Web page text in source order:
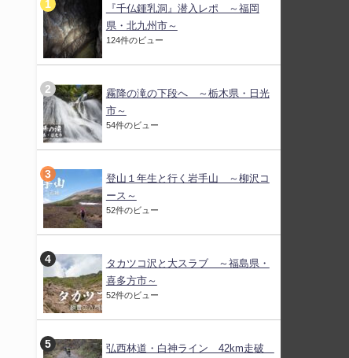
『千仏鍾乳洞』潜入レポ ～福岡
県・北九州市～
124件のビュー
霧降の滝の下段へ ～栃木県・日光
市～
54件のビュー
登山１年生と行く岩手山 ～柳沢コ
ース～
52件のビュー
タカツコ沢と大スラブ ～福島県・
喜多方市～
52件のビュー
弘西林道・白神ライン 42km走破